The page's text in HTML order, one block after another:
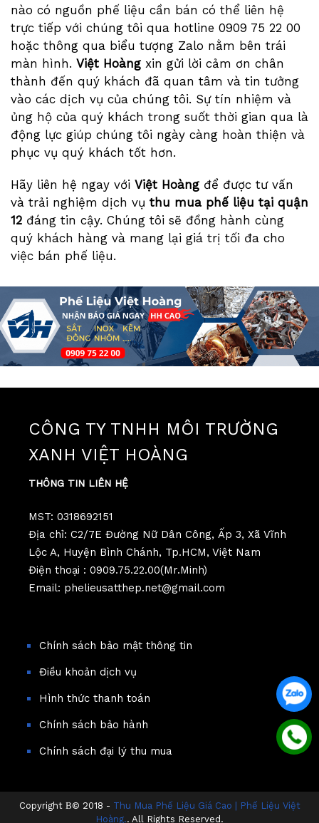
nào có nguồn phế liệu cần bán có thể liên hệ
trực tiếp với chúng tôi qua hotline 0909 75 22 00
hoặc thông qua biểu tượng Zalo nằm bên trái
màn hình. Việt Hoàng xin gửi lời cảm ơn chân
thành đến quý khách đã quan tâm và tin tưởng
vào các dịch vụ của chúng tôi. Sự tín nhiệm và
ủng hộ của quý khách trong suốt thời gian qua là
động lực giúp chúng tôi ngày càng hoàn thiện và
phục vụ quý khách tốt hơn.
Hãy liên hệ ngay với Việt Hoàng để được tư vấn
và trải nghiệm dịch vụ thu mua phế liệu tại quận
12 đáng tin cậy. Chúng tôi sẽ đồng hành cùng
quý khách hàng và mang lại giá trị tối đa cho
việc bán phế liệu.
CÔNG TY TNHH MÔI TRƯỜNG
XANH VIỆT HOÀNG
THÔNG TIN LIÊN HỆ
MST: 0318692151
Địa chỉ: C2/7E Đường Nữ Dân Công, Ấp 3, Xã Vĩnh
Lộc A, Huyện Bình Chánh, Tp.HCM, Việt Nam
Điện thoại : 0909.75.22.00(Mr.Minh)
Email: phelieusatthep.net@gmail.com
Chính sách bảo mật thông tin
Điều khoản dịch vụ
Hình thức thanh toán
Chính sách bảo hành
Chính sách đại lý thu mua
Copyright В© 2018 - Thu Mua Phế Liệu Giá Cao | Phế Liệu Việt
Hoàng.. All Rights Reserved.